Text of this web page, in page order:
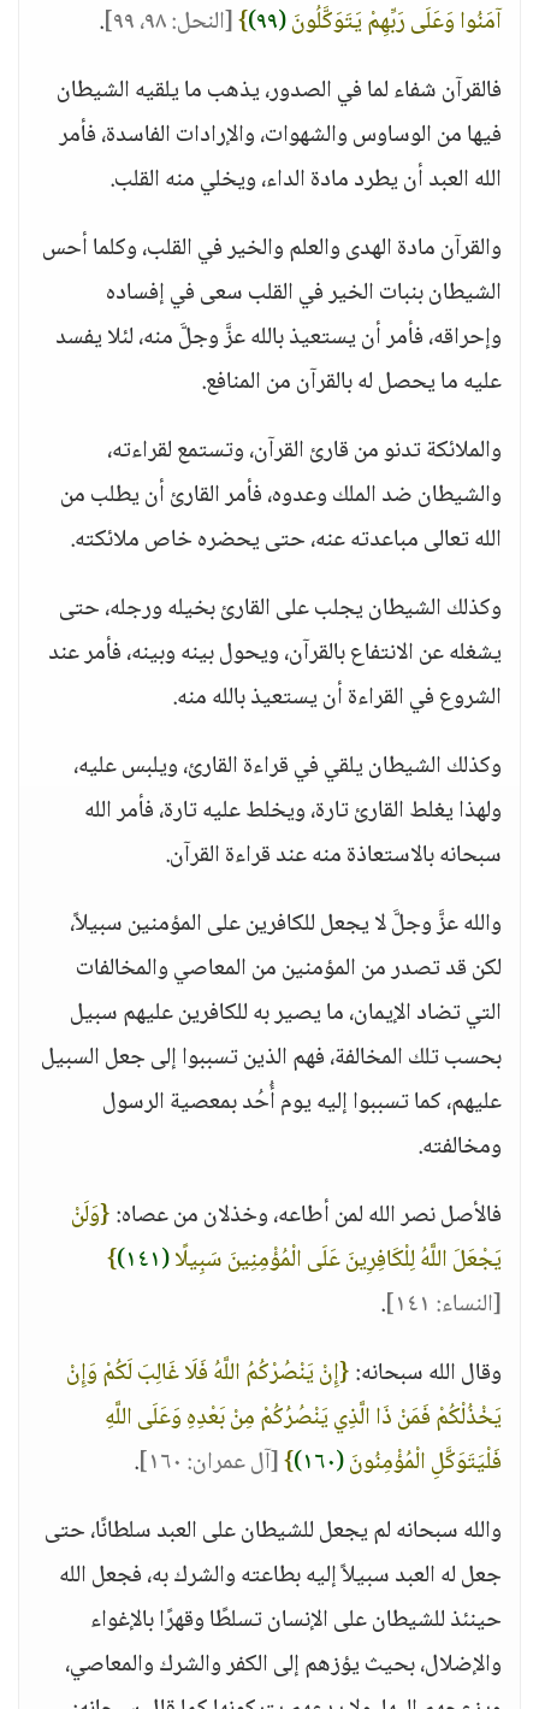
آمَنُوا وَعَلَى رَبِّهِمْ يَتَوَكَّلُونَ(٩٩) }[النحل: ٩٨، ٩٩]
.
فالقرآن شفاء لما في الصدور، يذهب ما يلقيه الشيطان
فيها من الوساوس والشهوات، والإرادات الفاسدة، فأمر
الله العبد أن يطرد مادة الداء، ويخلي منه القلب.
والقرآن مادة الهدى والعلم والخير في القلب، وكلما أحس
الشيطان بنبات الخير في القلب سعى في إفساده
وإحراقه، فأمر أن يستعيذ بالله عزَّ وجلَّ منه، لئلا يفسد
عليه ما يحصل له بالقرآن من المنافع.
والملائكة تدنو من قارئ القرآن، وتستمع لقراءته،
والشيطان ضد الملك وعدوه، فأمر القارئ أن يطلب من
الله تعالى مباعدته عنه، حتى يحضره خاص ملائكته.
وكذلك الشيطان يجلب على القارئ بخيله ورجله، حتى
يشغله عن الانتفاع بالقرآن، ويحول بينه وبينه، فأمر عند
الشروع في القراءة أن يستعيذ بالله منه.
وكذلك الشيطان يلقي في قراءة القارئ، ويلبس عليه،
ولهذا يغلط القارئ تارة، ويخلط عليه تارة، فأمر الله
سبحانه بالاستعاذة منه عند قراءة القرآن.
والله عزَّ وجلَّ لا يجعل للكافرين على المؤمنين سبيلاً،
لكن قد تصدر من المؤمنين من المعاصي والمخالفات
التي تضاد الإيمان، ما يصير به للكافرين عليهم سبيل
بحسب تلك المخالفة، فهم الذين تسببوا إلى جعل السبيل
عليهم، كما تسببوا إليه يوم أُحُد بمعصية الرسول
ومخالفته.
فالأصل نصر الله لمن أطاعه، وخذلان من عصاه:{وَلَنْ
يَجْعَلَ اللَّهُ لِلْكَافِرِينَ عَلَى الْمُؤْمِنِينَ سَبِيلًا(١٤١)
}
[النساء: ١٤١]
.
وقال الله سبحانه:{إِنْ يَنْصُرْكُمُ اللَّهُ فَلَا غَالِبَ لَكُمْ وَإِنْ
يَخْذُلْكُمْ فَمَنْ ذَا الَّذِي يَنْصُرُكُمْ مِنْ بَعْدِهِ وَعَلَى اللَّهِ
فَلْيَتَوَكَّلِ الْمُؤْمِنُونَ(١٦٠) }[آل عمران: ١٦٠]
.
والله سبحانه لم يجعل للشيطان على العبد سلطانًا، حتى
جعل له العبد سبيلاً إليه بطاعته والشرك به، فجعل الله
حينئذ للشيطان على الإنسان تسلطًا وقهرًا بالإغواء
والإضلال، بحيث يؤزهم إلى الكفر والشرك والمعاصي،